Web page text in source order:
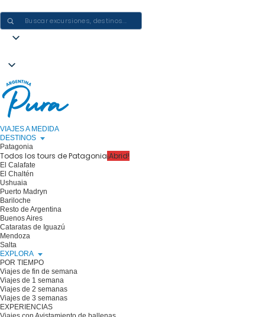
VIAJES A MEDIDA
DESTINOS
Patagonia
Todos los tours de Patagonia¡Abrid!
El Calafate
El Chaltén
Ushuaia
Puerto Madryn
Bariloche
Resto de Argentina
Buenos Aires
Cataratas de Iguazú
Mendoza
Salta
EXPLORA
POR TIEMPO
Viajes de fin de semana
Viajes de 1 semana
Viajes de 2 semanas
Viajes de 3 semanas
EXPERIENCIAS